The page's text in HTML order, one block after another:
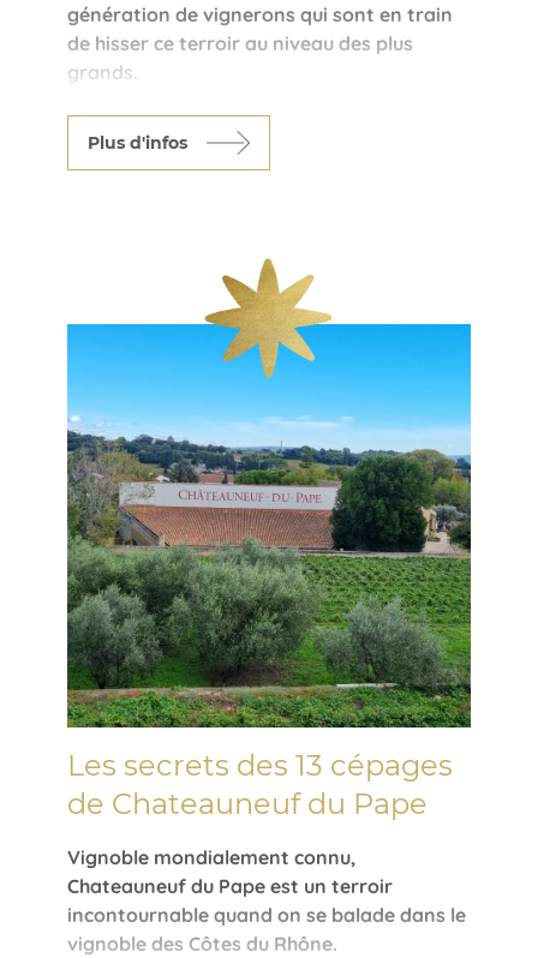
génération de vignerons qui sont en train
de hisser ce terroir au niveau des plus
grands.
plus frais, des vins rouges tout en finesse,
des blancs délicats, ce terroir n'en finira
Plus d'infos
Les secrets des 13 cépages
de Chateauneuf du Pape
Vignoble mondialement connu,
Chateauneuf du Pape est un terroir
incontournable quand on se balade dans le
vignoble des Côtes du Rhône.